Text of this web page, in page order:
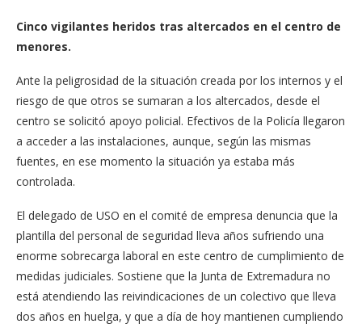
Cinco vigilantes heridos tras altercados en el centro de
menores.
Ante la peligrosidad de la situación creada por los internos y el
riesgo de que otros se sumaran a los altercados, desde el
centro se solicitó apoyo policial. Efectivos de la Policía llegaron
a acceder a las instalaciones, aunque, según las mismas
fuentes, en ese momento la situación ya estaba más
controlada.
El delegado de USO en el comité de empresa denuncia que la
plantilla del personal de seguridad lleva años sufriendo una
enorme sobrecarga laboral en este centro de cumplimiento de
medidas judiciales. Sostiene que la Junta de Extremadura no
está atendiendo las reivindicaciones de un colectivo que lleva
dos años en huelga, y que a día de hoy mantienen cumpliendo